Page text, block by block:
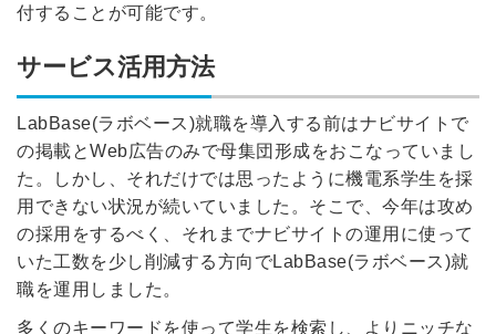
付することが可能です。
サービス活用方法
LabBase(ラボベース)就職を導入する前はナビサイトで
の掲載とWeb広告のみで母集団形成をおこなっていまし
た。しかし、それだけでは思ったように機電系学生を採
用できない状況が続いていました。そこで、今年は攻め
の採用をするべく、それまでナビサイトの運用に使って
いた工数を少し削減する方向でLabBase(ラボベース)就
職を運用しました。
多くのキーワードを使って学生を検索し、よりニッチな